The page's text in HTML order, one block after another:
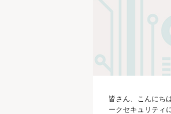
皆さん、こんにち
ークセキュリティ